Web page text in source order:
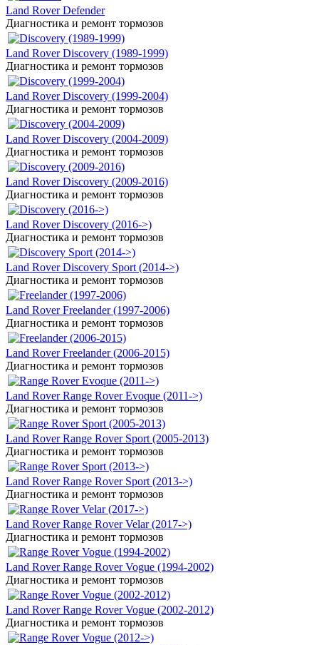
Land Rover Defender
Диагностика и ремонт тормозов
Land Rover Discovery (1989-1999)
Диагностика и ремонт тормозов
Land Rover Discovery (1999-2004)
Диагностика и ремонт тормозов
Land Rover Discovery (2004-2009)
Диагностика и ремонт тормозов
Land Rover Discovery (2009-2016)
Диагностика и ремонт тормозов
Land Rover Discovery (2016->)
Диагностика и ремонт тормозов
Land Rover Discovery Sport (2014->)
Диагностика и ремонт тормозов
Land Rover Freelander (1997-2006)
Диагностика и ремонт тормозов
Land Rover Freelander (2006-2015)
Диагностика и ремонт тормозов
Land Rover Range Rover Evoque (2011->)
Диагностика и ремонт тормозов
Land Rover Range Rover Sport (2005-2013)
Диагностика и ремонт тормозов
Land Rover Range Rover Sport (2013->)
Диагностика и ремонт тормозов
Land Rover Range Rover Velar (2017->)
Диагностика и ремонт тормозов
Land Rover Range Rover Vogue (1994-2002)
Диагностика и ремонт тормозов
Land Rover Range Rover Vogue (2002-2012)
Диагностика и ремонт тормозов